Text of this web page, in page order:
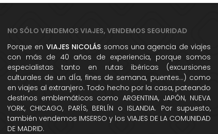
NO SÓLO VENDEMOS VIAJES, VENDEMOS SEGURIDAD
Porque en VIAJES NICOLÁS somos una agencia de viajes
con más de 40 años de experiencia, porque somos
especialistas tanto en rutas ibéricas (excursiones
culturales de un dÍa, fines de semana, puentes...) como
en viajes al extranjero. Todo hecho por la casa, pateando
destinos emblemáticos como ARGENTINA, JAPÓN, NUEVA
YORK, CHICAGO, PARÍS, BERLÍN o ISLANDIA. Por supuesto,
también vendemos IMSERSO y los VIAJES DE LA COMUNIDAD
DE MADRID.